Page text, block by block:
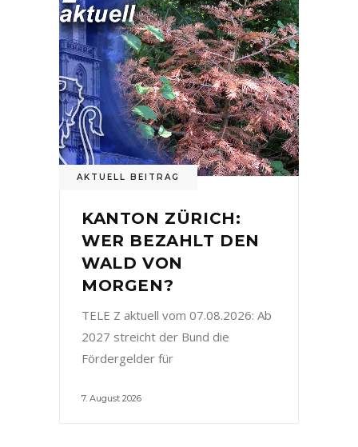
AKTUELL BEITRAG
KANTON ZÜRICH:
WER BEZAHLT DEN
WALD VON
MORGEN?
TELE Z aktuell vom 07.08.2026: Ab
2027 streicht der Bund die
Fördergelder für
7. August 2026